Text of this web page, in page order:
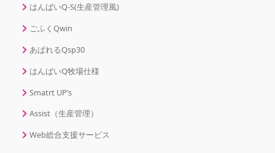
はんばいQ-S(生産管理風)
ごふくQwin
あぱれるQsp30
はんばいQ牧場仕様
Smatrt UP’s
Assist（生産管理）
Web総合支援サービス